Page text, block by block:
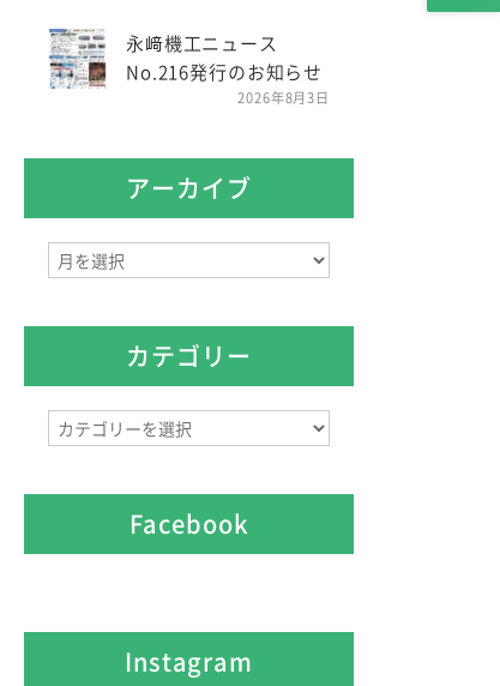
永﨑機工ニュース
No.216発行のお知らせ
2026年8月3日
アーカイブ
ア
ー
カテゴリー
カ
テ
Facebook
Instagram